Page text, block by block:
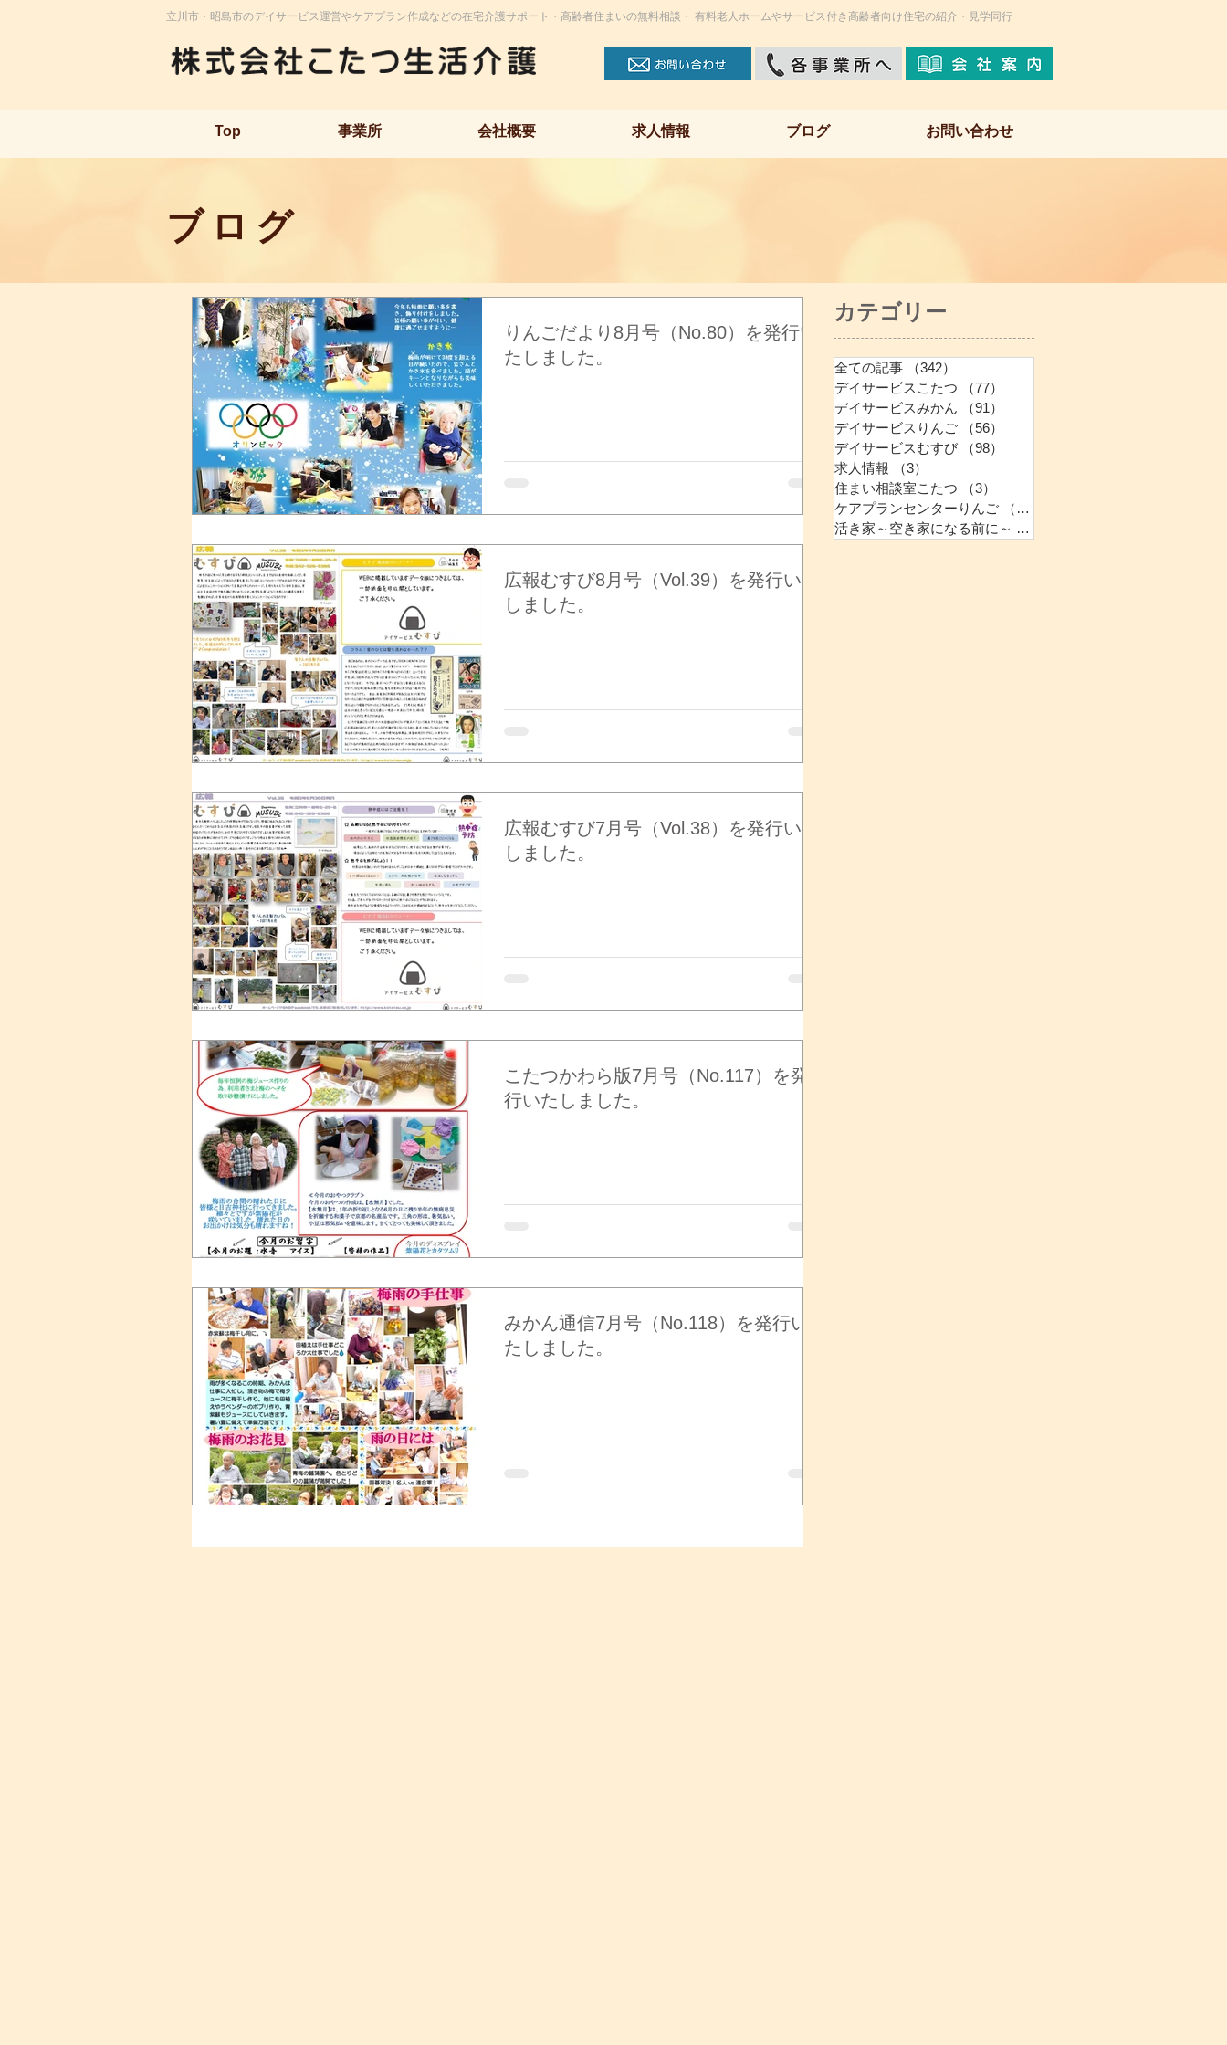
立川市・昭島市のデイサービス運営やケアプラン作成などの在宅介護サポート・高齢者住まいの無料相談・ 有料老人ホームやサービス付き高齢者向け住宅の紹介・見学同行
Top 事業所 会社概要 求人情報 ブログ お問い合わせ
ブログ
りんごだより8月号（No.80）を発行い
たしました。
広報むすび8月号（Vol.39）を発行いた
しました。
広報むすび7月号（Vol.38）を発行いた
しました。
こたつかわら版7月号（No.117）を発
行いたしました。
みかん通信7月号（No.118）を発行い
たしました。
​カテゴリー
全ての記事 （342）
デイサービスこたつ
（77）
デイサービスみかん
（91）
デイサービスりんご
（56）
デイサービスむすび
（98）
求人情報
（3）
住まい相談室こたつ
（3）
ケアプランセンターりんご
（0）
活き家～空き家になる前に～ （2）